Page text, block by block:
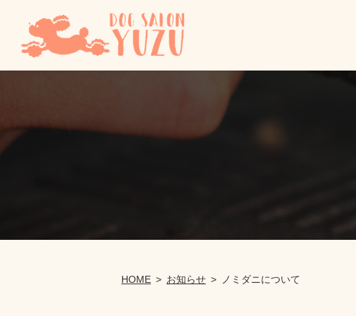
HOME お知らせ ノミダニについて